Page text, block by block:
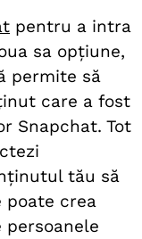
pentru a intra
sa opțiune,
permite să
care a fost
Snapchat. Tot
tău să
poate crea